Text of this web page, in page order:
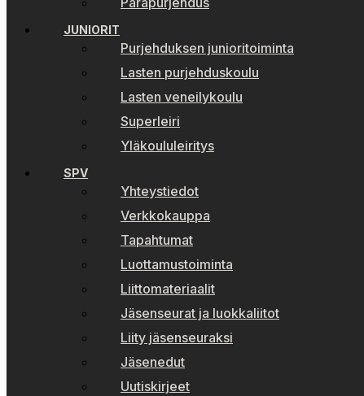
JUNIORIT
Purjehduksen junioritoiminta
Lasten purjehduskoulu
Lasten veneilykoulu
Superleiri
Yläkoululeiritys
SPV
Yhteystiedot
Verkkokauppa
Tapahtumat
Luottamustoiminta
Liittomateriaalit
Jäsenseurat ja luokkaliitot
Liity jäsenseuraksi
Jäsenedut
Uutiskirjeet